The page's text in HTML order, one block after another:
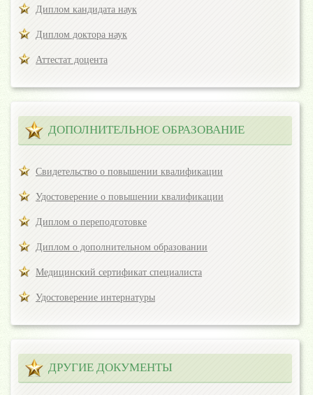
Диплом кандидата наук
Диплом доктора наук
Аттестат доцента
ДОПОЛНИТЕЛЬНОЕ ОБРАЗОВАНИЕ
Свидетельство о повышении квалификации
Удостоверение о повышении квалификации
Диплом о переподготовке
Диплом о дополнительном образовании
Медицинский сертификат специалиста
Удостоверение интернатуры
ДРУГИЕ ДОКУМЕНТЫ